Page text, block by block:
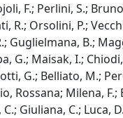
F.; Perlini, S.;
R.; Orsolini, P.;
Guglielmana, B.;
G.; Maisak, I.;
G.; Belliato, M.;
Rossana; Milena,
Giuliana, C.; Luca,